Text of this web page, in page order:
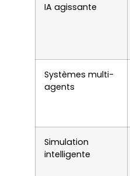
IA agissante
Systèmes multi-
agents
Simulation
intelligente